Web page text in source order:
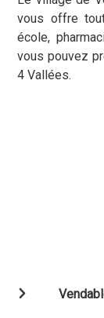
vous offre
école,
vous pouvez
4 Vallées.